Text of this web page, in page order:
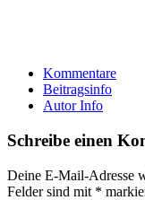
Kommentare
Beitragsinfo
Autor Info
Schreibe einen
Deine E-Mail-Adresse
Felder sind mit *